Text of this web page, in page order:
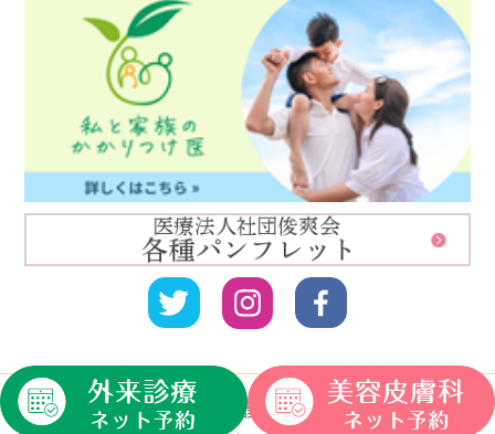
HOME クリニック紹介 診療案内｜ 一般皮膚科 ｜小児